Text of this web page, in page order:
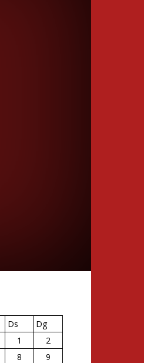
Ds
Dg
1
2
8
9